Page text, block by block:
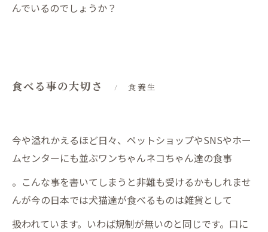
んでいるのでしょうか？
食べる事の大切さ 食養生
今や溢れかえるほど日々、ペットショップやSNSやホー
ムセンターにも並ぶワンちゃんネコちゃん達の食事
。こんな事を書いてしまうと非難も受けるかもしれませ
んが今の日本では犬猫達が食べるものは雑貨として
扱われています。いわば規制が無いのと同じです。口に